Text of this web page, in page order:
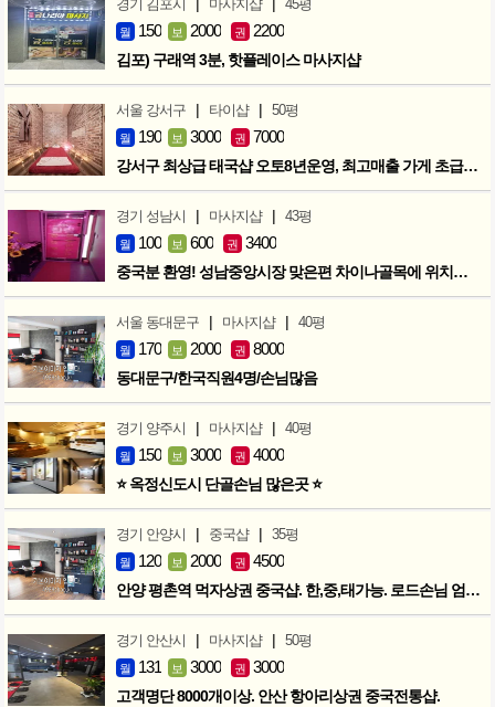
경기 김포시 마사지샵 45평
월 150 보 2000 권 2200
김포) 구래역 3분, 핫플레이스 마사지샵
서울 강서구 | 타이샵 | 50평
월 190 보 3000 권 7000
강서구 최상급 태국샵 오토8년운영, 최고매출 가게 초급매!!!
경기 성남시 | 마사지샵 | 43평
월 100 보 600 권 3400
중국분 환영! 성남중앙시장 맞은편 차이나골목에 위치한 마사지샵
서울 동대문구 | 마사지샵 | 40평
월 170 보 2000 권 8000
동대문구/한국직원4명/손님많음
경기 양주시 | 마사지샵 | 40평
월 150 보 3000 권 4000
⭐ 옥정신도시 단골손님 많은곳 ⭐
경기 안양시 | 중국샵 | 35평
월 120 보 2000 권 4500
안양 평촌역 먹자상권 중국샵. 한,중,태가능. 로드손님 엄청많아요!
경기 안산시 | 마사지샵 | 50평
월 131 보 3000 권 3000
고객명단 8000개이상. 안산 항아리상권 중국전통샵.